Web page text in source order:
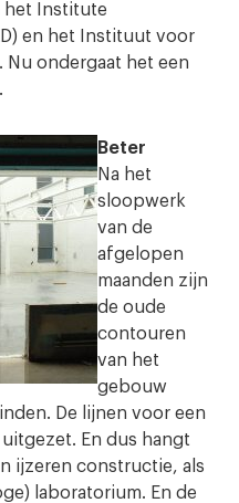
het Institute
en het Instituut voor
Nu ondergaat het een
Beter
Na het
sloopwerk
van de
afgelopen
maanden zijn
de oude
contouren
van het
gebouw
De lijnen voor een
En dus hangt
ijzeren constructie, als
laboratorium. En de